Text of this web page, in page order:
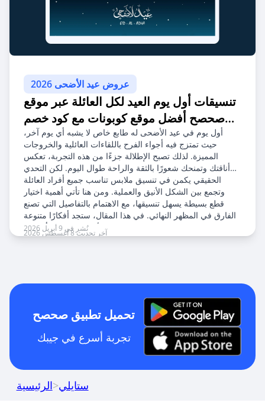
عروض عيد الأضحى 2026
تنسيقات أول يوم العيد لكل العائلة عبر موقع
صحصح أفضل موقع كوبونات مع كود خصم
ستايلي
أول يوم في عيد الأضحى له طابع خاص لا يشبه أي يوم آخر،
حيث تمتزج فيه أجواء الفرح باللقاءات العائلية والخروجات
المميزة. لذلك تصبح الإطلالة جزءًا من هذه التجربة، تعكس
أناقتك وتمنحك شعورًا بالثقة والراحة طوال اليوم. لكن التحدي
الحقيقي يكمن في تنسيق ملابس تناسب جميع أفراد العائلة
وتجمع بين الشكل الأنيق والعملية. ومن هنا تأتي أهمية اختيار
قطع بسيطة يسهل تنسيقها، مع الاهتمام بالتفاصيل التي تصنع
الفارق في المظهر النهائي. في هذا المقال، ستجد أفكارًا متنوعة
تساعدك على تنسيق إطلالات متكاملة لأول يوم العيد، بأسلوب
عصري يناسب أجواء المناسبة ويمنحك أنتِ وعائلتك مظهرًا أنيقًا
نُشر في 9 أبريل 2026
آخر تحديث 8 أغسطس 2026
تحميل تطبيق صحصح
تجربة أسرع في جيبك
الرئيسية>ستايلي